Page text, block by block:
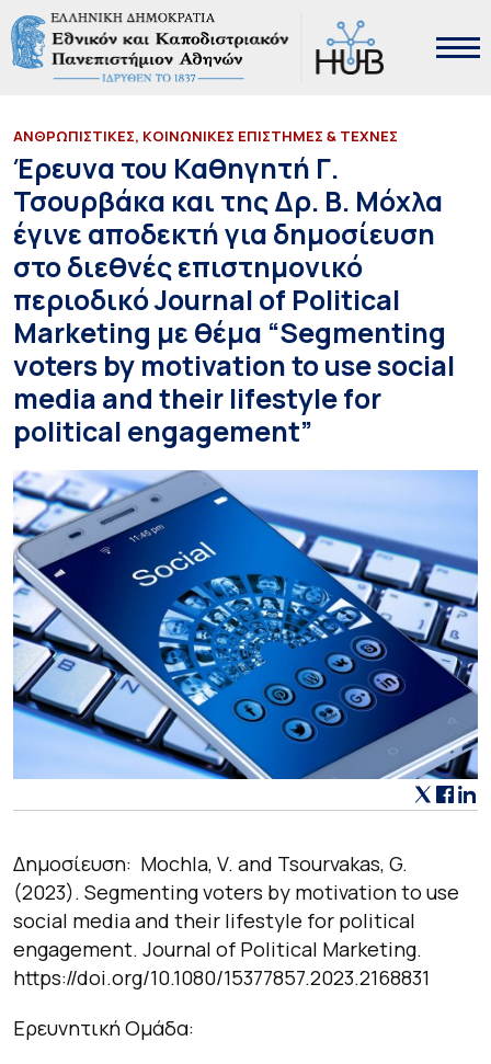
ΑΝΘΡΩΠΙΣΤΙΚΕΣ, ΚΟΙΝΩΝΙΚΕΣ ΕΠΙΣΤΗΜΕΣ & ΤΕΧΝΕΣ
Έρευνα του Καθηγητή Γ.
Τσουρβάκα και της Δρ. Β. Μόχλα
έγινε αποδεκτή για δημοσίευση
στο διεθνές επιστημονικό
περιοδικό Journal of Political
Marketing με θέμα “Segmenting
voters by motivation to use social
media and their lifestyle for
political engagement”
Δημοσίευση: Mochla, V. and Tsourvakas, G.
(2023). Segmenting voters by motivation to use
social media and their lifestyle for political
engagement. Journal of Political Marketing.
https://doi.org/10.1080/15377857.2023.2168831
Eρευνητική Ομάδα: